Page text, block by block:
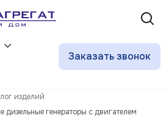
Заказать звонок
изделий
генераторы с двигателем